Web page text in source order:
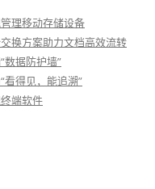
理移动存储设备
换方案助力文档高效流转
数据防护墙”
得见，能追溯”
端软件